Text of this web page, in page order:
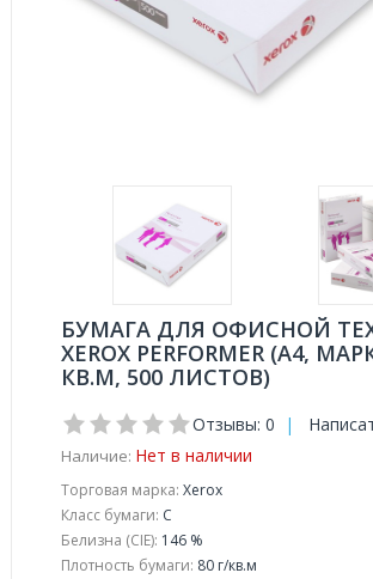
БУМАГА ДЛЯ ОФИСНОЙ
XEROX PERFORMER (А4,
КВ.М, 500 ЛИСТОВ)
Отзывы: 0 |
Наличие: Нет в наличии
Торговая марка: Xerox
Класс бумаги: C
Белизна (CIE): 146 %
Плотность бумаги: 80 г/кв.м